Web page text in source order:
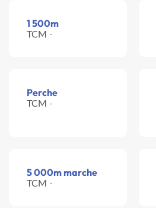
1 500m
TCM -
Perche
TCM -
5 000m marche
TCM -